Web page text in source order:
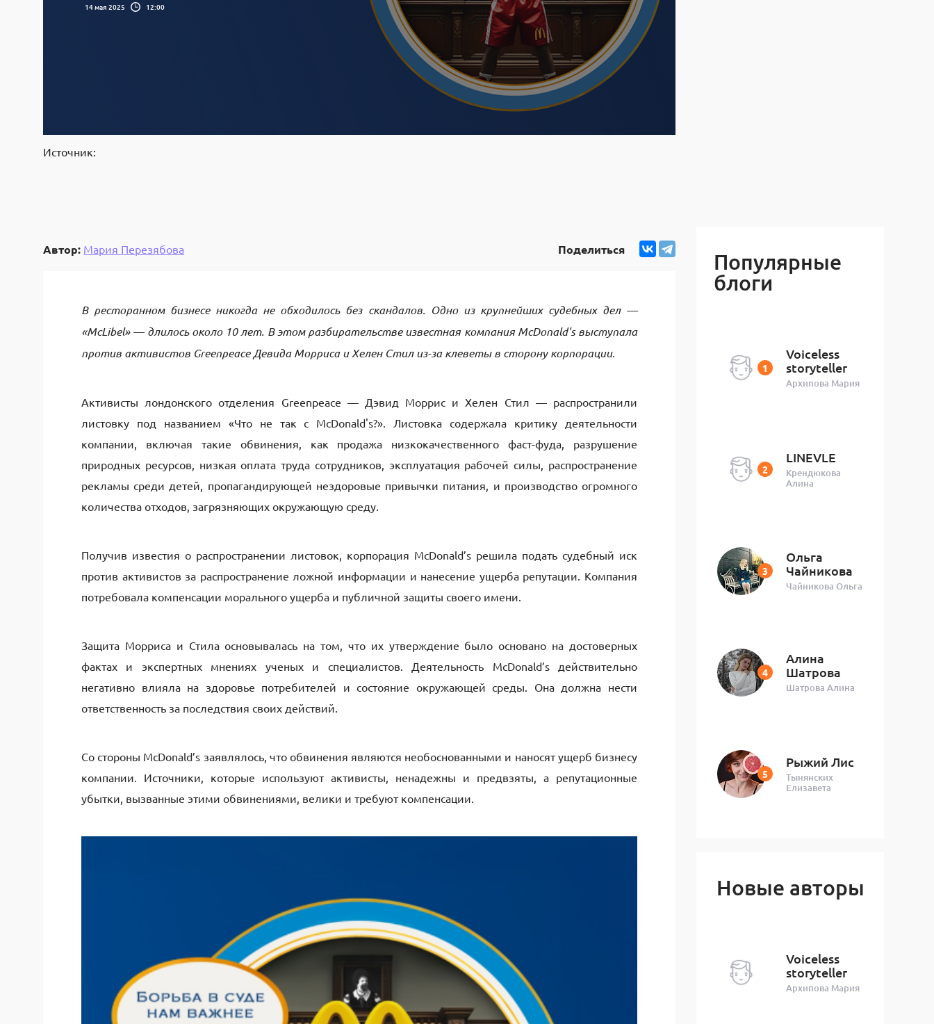
14 мая 2025 12:00
Источник:
Автор: Мария Перезябова Поделиться
В ресторанном бизнесе никогда не обходилось без скандалов. Одно из крупнейших судебных дел —
«McLibel» — длилось около 10 лет. В этом разбирательстве известная компания McDonald's выступала
против активистов Greenpeace Девида Морриса и Хелен Стил из-за клеветы в сторону корпорации.
Активисты лондонского отделения Greenpeace — Дэвид Моррис и Хелен Стил — распространили
листовку под названием «Что не так с McDonald's?». Листовка содержала критику деятельности
компании, включая такие обвинения, как продажа низкокачественного фаст-фуда, разрушение
природных ресурсов, низкая оплата труда сотрудников, эксплуатация рабочей силы, распространение
рекламы среди детей, пропагандирующей нездоровые привычки питания, и производство огромного
количества отходов, загрязняющих окружающую среду.
Получив известия о распространении листовок, корпорация McDonald’s решила подать судебный иск
против активистов за распространение ложной информации и нанесение ущерба репутации. Компания
потребовала компенсации морального ущерба и публичной защиты своего имени.
Защита Морриса и Стила основывалась на том, что их утверждение было основано на достоверных
фактах и экспертных мнениях ученых и специалистов. Деятельность McDonald’s действительно
негативно влияла на здоровье потребителей и состояние окружающей среды. Она должна нести
ответственность за последствия своих действий.
Со стороны McDonald’s заявлялось, что обвинения являются необоснованными и наносят ущерб бизнесу
компании. Источники, которые используют активисты, ненадежны и предвзяты, а репутационные
убытки, вызванные этими обвинениями, велики и требуют компенсации.
Популярные
блоги
Voiceless
storyteller
Архипова Мария
LINEVLE
Крендюкова
Алина
Ольга
Чайникова
Чайникова Ольга
Алина
Шатрова
Шатрова Алина
Рыжий Лис
Тынянских
Елизавета
Новые авторы
Voiceless
storyteller
Архипова Мария